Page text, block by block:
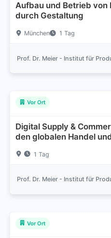
Aufbau und Betrieb von
durch Gestaltung
München 1 Tag
Vor Ort
Digital Supply &
den globalen Handel
1 Tag
Vor Ort